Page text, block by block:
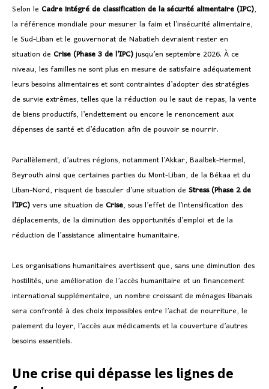
Selon le Cadre intégré de classification de la sécurité alimentaire (IPC),
la référence mondiale pour mesurer la faim et l’insécurité alimentaire,
le Sud-Liban et le gouvernorat de Nabatieh devraient rester en
situation de Crise (Phase 3 de l’IPC)jusqu’en septembre 2026. À ce
niveau, les familles ne sont plus en mesure de satisfaire adéquatement
leurs besoins alimentaires et sont contraintes d’adopter des stratégies
de survie extrêmes, telles que la réduction ou le saut de repas, la vente
de biens productifs, l’endettement ou encore le renoncement aux
dépenses de santé et d’éducation afin de pouvoir se nourrir.
Parallèlement, d’autres régions, notamment l’Akkar, Baalbek-Hermel,
Beyrouth ainsi que certaines parties du Mont-Liban, de la Békaa et du
Liban-Nord, risquent de basculer d’une situation deStress (Phase 2 de
l’IPC)vers une situation de Crise, sous l’effet de l’intensification des
déplacements, de la diminution des opportunités d’emploi et de la
réduction de l’assistance alimentaire humanitaire.
Les organisations humanitaires avertissent que, sans une diminution des
hostilités, une amélioration de l’accès humanitaire et un financement
international supplémentaire, un nombre croissant de ménages libanais
sera confronté à des choix impossibles entre l’achat de nourriture, le
paiement du loyer, l’accès aux médicaments et la couverture d’autres
besoins essentiels.
Une crise qui dépasse les lignes de